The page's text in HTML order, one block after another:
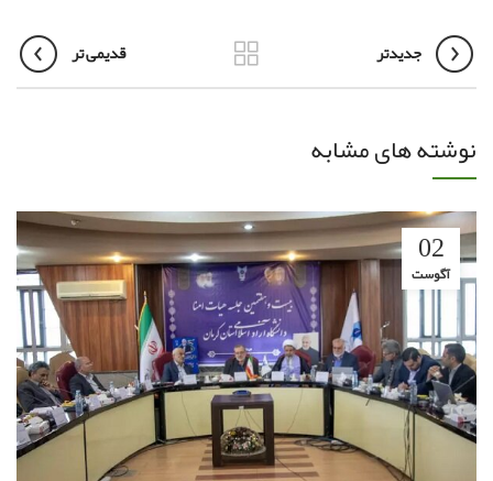
جدیدتر قدیمی تر
نوشته های مشابه
02
آگوست